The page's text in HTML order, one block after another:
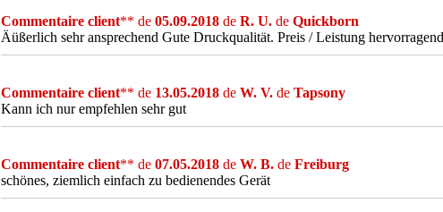
Commentaire client** de 05.09.2018 de R. U. de Quickborn
Äüßerlich sehr ansprechend Gute Druckqualität. Preis / Leistung hervorragend
Commentaire client** de 13.05.2018 de W. V. de Tapsony
Kann ich nur empfehlen sehr gut
Commentaire client** de 07.05.2018 de W. B. de Freiburg
schönes, ziemlich einfach zu bedienendes Gerät